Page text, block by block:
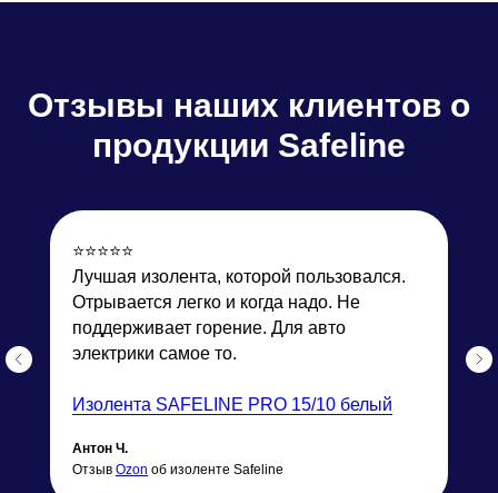
Отзывы наших клиентов о
продукции Safeline
⭐️⭐️⭐️⭐️⭐️
Лучшая изолента, которой пользовался.
Отрывается легко и когда надо. Не
поддерживает горение. Для авто
электрики самое то.
Изолента SAFELINE PRO 15/10 белый
Антон Ч.
Отзыв Ozon об изоленте Safeline